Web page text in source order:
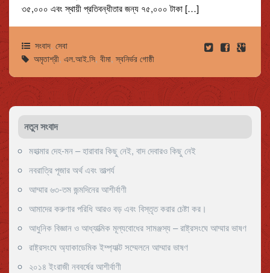
৩৫,০০০ এবং স্থায়ী প্রতিবন্ধীতার জন্য ৭৫,০০০ টাকা […]
সংবাদ, সেবা
অমৃতাশ্রী, এল.আই.সি, বীমা,স্বনির্ভর গোষ্ঠী
নতুন সংবাদ
মহাত্মার দেহ-মন – হারাবার কিছু নেই, বাদ দেবারও কিছু নেই
নবরাত্রি পূজার অর্থ এবং তাত্পর্য
আম্মার ৬৩-তম জন্মদিনের আশীর্বাণী
আমাদের করুণার পরিধি আরও বড় এবং বিস্তৃত করার চেষ্টা কর।
আধুনিক বিজ্ঞান ও আধ্যাত্মিক মূল্যবোধের সামঞ্জস্য – রাষ্ট্রসংঘে আম্মার ভাষণ
রাষ্ট্রসংঘে অ্যাকাডেমিক ইম্প্যাক্ট সম্মেলনে আম্মার ভাষণ
২০১৪ ইংরাজী নববর্ষের আশীর্বাণী